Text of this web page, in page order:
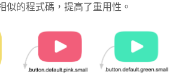
似的程式碼，提高了重用性。